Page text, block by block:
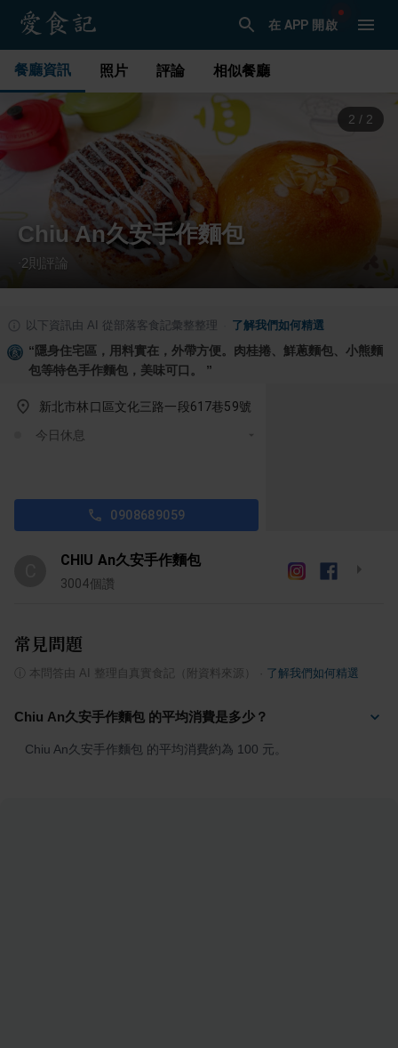
在 APP 開啟
餐廳資訊 照片 評論 相似餐廳
1 / 2
Chiu An久安手作麵包
2 則評論
以下資訊由 AI 從部落客食記彙整整理 了解我們如何精選
“隱身住宅區，用料實在，外帶方便。肉桂捲、鮮蔥麵包、小熊麵
包等特色手作麵包，美味可口。 ”
新北市林口區文化三路一段617巷59號
今日休息
0908689059
CHIU An久安手作麵包
3004個讚
常見問題
本問答由 AI 整理自真實食記（附資料來源） 了解我們如何精選
Chiu An久安手作麵包 的平均消費是多少？
Chiu An久安手作麵包 的平均消費約為 100 元。